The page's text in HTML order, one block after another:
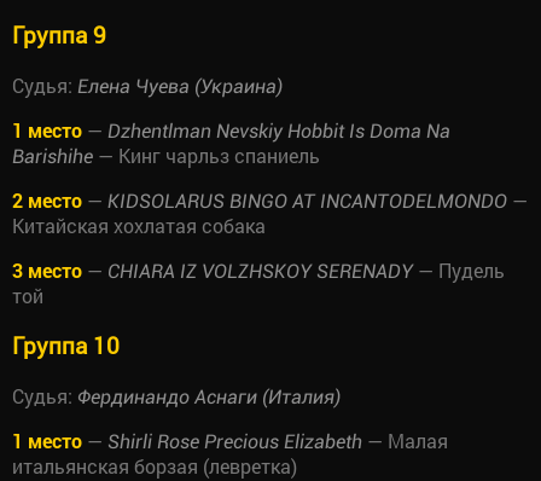
Группа 9
Судья: Елена Чуева (Украина)
1 место — Dzhentlman Nevskiy Hobbit Is Doma Na
Barishihe — Кинг чарльз спаниель
2 место — KIDSOLARUS BINGO AT INCANTODELMONDO —
Китайская хохлатая собака
3 место — CHIARA IZ VOLZHSKOY SERENADY— Пудель
той
Группа 10
Судья: Фердинандо Аснаги (Италия)
1 место — Shirli Rose Precious Elizabeth — Малая
итальянская борзая (левретка)